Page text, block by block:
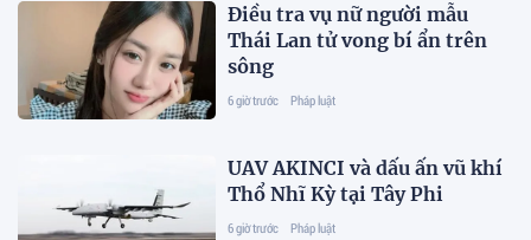
Điều tra vụ nữ người mẫu
Thái Lan tử vong bí ẩn trên
sông
6 giờ trước Pháp luật
UAV AKINCI và dấu ấn vũ khí
Thổ Nhĩ Kỳ tại Tây Phi
6 giờ trước Pháp luật